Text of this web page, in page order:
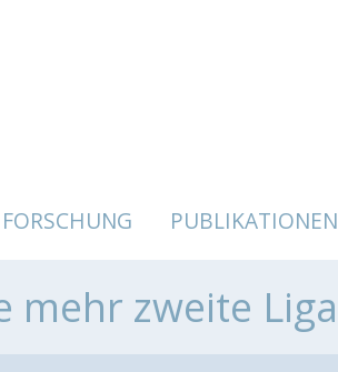
FORSCHUNG PUBLIKATIONEN
mehr zweite Liga